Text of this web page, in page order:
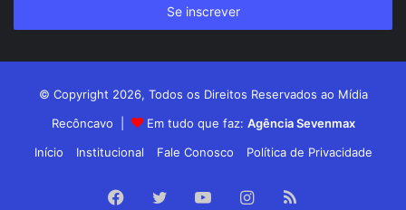
de
© Copyright 2026, Todos os Direitos Reservados ao Mídia
Recôncavo |
Em tudo que faz: Agência Sevenmax
Início
Institucional Fale Conosco Política de Privacidade
Facebook
TwitterYouTubeInstagram
RSS